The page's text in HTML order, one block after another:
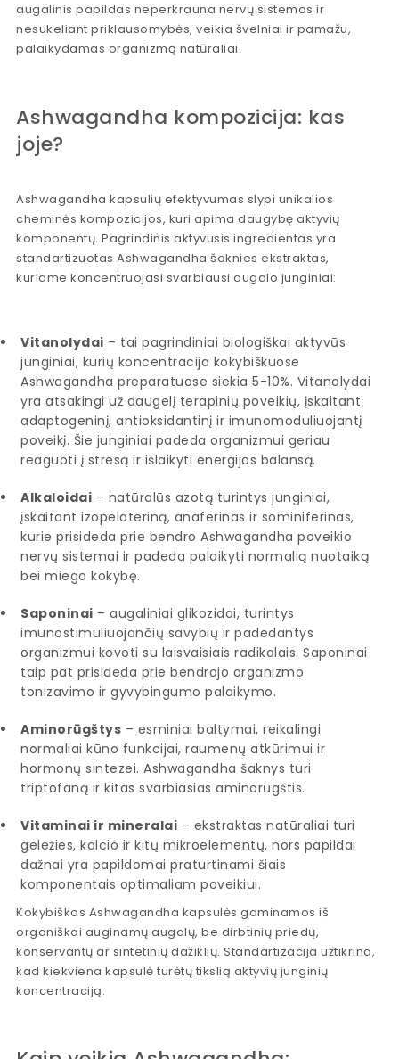
augalinis papildas neperkrauna nervų sistemos ir
nesukeliant priklausomybės, veikia švelniai ir pamažu,
palaikydamas organizmą natūraliai.
Ashwagandha kompozicija: kas
joje?
Ashwagandha kapsulių efektyvumas slypi unikalios
cheminės kompozicijos, kuri apima daugybę aktyvių
komponentų. Pagrindinis aktyvusis ingredientas yra
standartizuotas Ashwagandha šaknies ekstraktas,
kuriame koncentruojasi svarbiausi augalo junginiai:
Vitanolydai – tai pagrindiniai biologiškai aktyvūs
junginiai, kurių koncentracija kokybiškuose
Ashwagandha preparatuose siekia 5-10%. Vitanolydai
yra atsakingi už daugelį terapinių poveikių, įskaitant
adaptogeninį, antioksidantinį ir imunomoduliuojantį
poveikį. Šie junginiai padeda organizmui geriau
reaguoti į stresą ir išlaikyti energijos balansą.
Alkaloidai – natūralūs azotą turintys junginiai,
įskaitant izopelateriną, anaferinas ir sominiferinas,
kurie prisideda prie bendro Ashwagandha poveikio
nervų sistemai ir padeda palaikyti normalią nuotaiką
bei miego kokybę.
Saponinai – augaliniai glikozidai, turintys
imunostimuliuojančių savybių ir padedantys
organizmui kovoti su laisvaisiais radikalais. Saponinai
taip pat prisideda prie bendrojo organizmo
tonizavimo ir gyvybingumo palaikymo.
Aminorūgštys – esminiai baltymai, reikalingi
normaliai kūno funkcijai, raumenų atkūrimui ir
hormonų sintezei. Ashwagandha šaknys turi
triptofaną ir kitas svarbiasias aminorūgštis.
Vitaminai ir mineralai – ekstraktas natūraliai turi
geležies, kalcio ir kitų mikroelementų, nors papildai
dažnai yra papildomai praturtinami šiais
komponentais optimaliam poveikiui.
Kokybiškos Ashwagandha kapsulės gaminamos iš
organiškai auginamų augalų, be dirbtinių priedų,
konservantų ar sintetinių dažiklių. Standartizacija užtikrina,
kad kiekviena kapsulė turėtų tikslią aktyvių junginių
koncentraciją.